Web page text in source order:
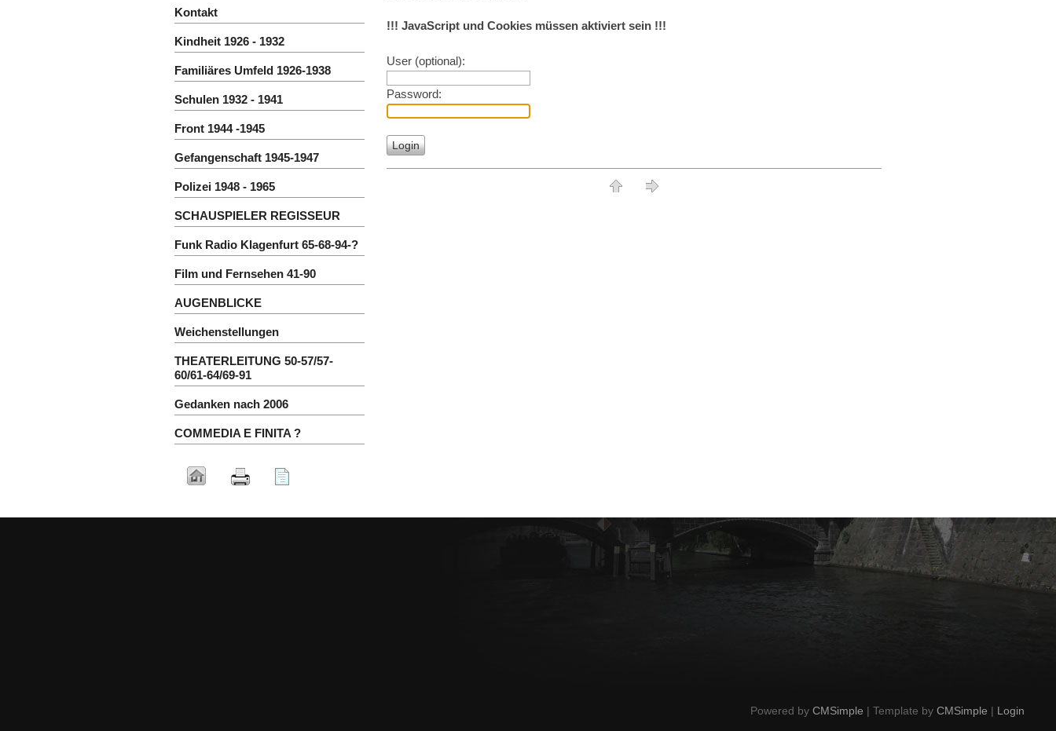
!!! JavaScript und Cookies müssen aktiviert sein !!!
User (optional):
Password:
Kontakt
Kindheit 1926 - 1932
Familiäres Umfeld 1926-1938
Schulen 1932 - 1941
Front 1944 -1945
Gefangenschaft 1945-1947
Polizei 1948 - 1965
SCHAUSPIELER REGISSEUR
Funk Radio Klagenfurt 65-68-94-?
Film und Fernsehen 41-90
AUGENBLICKE
Weichenstellungen
THEATERLEITUNG 50-57/57-
60/61-64/69-91
Gedanken nach 2006
COMMEDIA E FINITA ?
Powered by CMSimple | Template by CMSimple | Login